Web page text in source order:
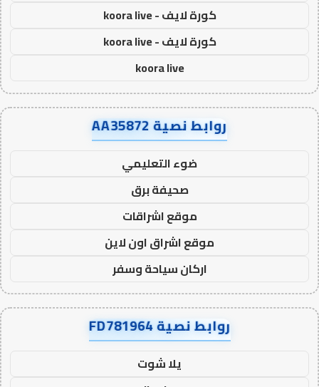
كورة لايف - koora live
كورة لايف - koora live
koora live
روابط نصية AA35872
ضوء التعليمي
صحيفة برق
موقع اشراقات
موقع اشراق اون لاين
اركان سياحة وسفر
روابط نصية FD781964
يلا شوت